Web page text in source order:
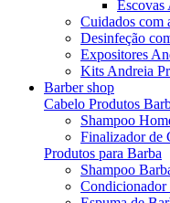
Escovas
Cuidados com
Desinfeção
Expositores
Kits Andreia
Barber shop
Cabelo Produtos
Shampoo
Finalizador de
Produtos para Barba
Shampoo
Condicionador